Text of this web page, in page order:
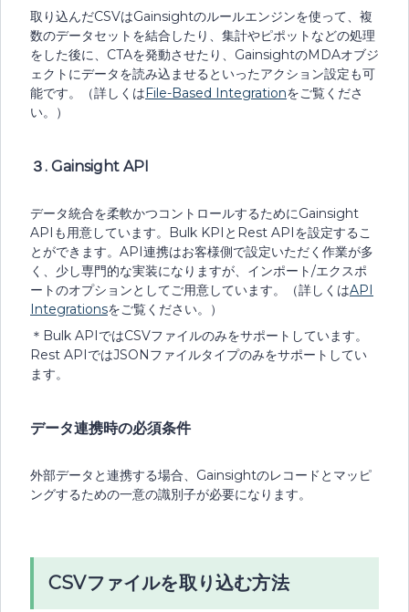
取り込んだCSVはGainsightのルールエンジンを使って、複
数のデータセットを結合したり、集計やピポットなどの処理
をした後に、CTAを発動させたり、GainsightのMDAオブジ
ェクトにデータを読み込ませるといったアクション設定も可
能です。（詳しくはFile-Based Integrationをご覧くださ
い。）
３. Gainsight API
データ統合を柔軟かつコントロールするためにGainsight
APIも用意しています。Bulk KPIとRest APIを設定するこ
とができます。API連携はお客様側で設定いただく作業が多
く、少し専門的な実装になりますが、インポート/エクスポ
ートのオプションとしてご用意しています。（詳しくはAPI
Integrationsをご覧ください。）
＊Bulk APIではCSVファイルのみをサポートしています。
Rest APIではJSONファイルタイプのみをサポートしてい
ます。
データ連携時の必須条件
外部データと連携する場合、Gainsightのレコードとマッピ
ングするための一意の識別子が必要になります。
CSVファイルを取り込む方法